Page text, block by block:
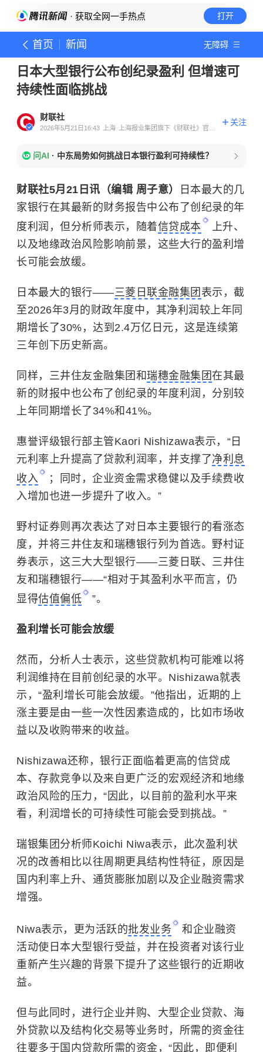
· 获取全网一手热点 打开
首页 新闻 无障碍
日本大型银行公布创纪录盈利 但增速可
持续性面临挑战
财联社
2026年5月21日16:43 上海
上海报业集团旗下《财联社》官方
关注
问AI · 中东局势如何挑战日本银行盈利可持续性？
财联社5月21日讯（编辑 周子意）
日本最大的几
家银行在其最新的财务报告中公布了创纪录的年
度利润，但分析师表示，随着信贷成本
上升、
以及地缘政治风险影响前景，这些大行的盈利增
长可能会放缓。
日本最大的银行——三菱日联金融集团 表示，截
至2026年3月的财政年度中，其净利润较上年同
期增长了30%，达到2.4万亿日元，这是连续第
三年创下历史新高。
同样，三井住友金融集团和瑞穗金融集团在其最
新的财报中也公布了创纪录的年度利润，分别较
上年同期增长了34%和41%。
惠誉评级银行部主管Kaori Nishizawa表示，“日
元利率上升提高了贷款利润率，并支撑了净利息
收入
；同时，企业资金需求稳健以及手续费收
入增加也进一步提升了收入。”
野村证券则再次表达了对日本主要银行的看涨态
度，并将三井住友和瑞穗银行列为首选。野村证
券表示，这三大大型银行——三菱日联、三井住
友和瑞穗银行——“相对于其盈利水平而言，仍
显得估值偏低 ”。
盈利增长可能会放缓
然而，分析人士表示，这些贷款机构可能难以将
利润维持在目前创纪录的水平。Nishizawa就表
示，“盈利增长可能会放缓。”他指出，近期的上
涨主要是由一些一次性因素造成的，比如市场收
益以及收购带来的收益。
Nishizawa还称，银行正面临着更高的信贷成
本、存款竞争以及来自更广泛的宏观经济和地缘
政治风险的压力，“因此，以目前的盈利水平来
看，利润增长的可持续性可能会受到挑战。”
瑞银集团分析师Koichi Niwa表示，此次盈利状
况的改善相比以往周期更具结构性特征，原因是
国内利率上升、通货膨胀加剧以及企业融资需求
增强。
Niwa表示，更为活跃的批发业务
和企业融资
活动使日本大型银行受益，并在投资者对该行业
重新产生兴趣的背景下提升了这些银行的近期收
益。
但与此同时，进行企业并购、大型企业贷款、海
外贷款以及结构化交易等业务时，所需的资金往
往要多于国内贷款所需的资金，“因此，即便利